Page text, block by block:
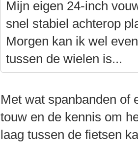
Mijn eigen 24-inch
snel stabiel achterop
Morgen kan ik wel
tussen de wielen is...
Met wat spanbanden of
touw en de kennis om
laag tussen de fietsen